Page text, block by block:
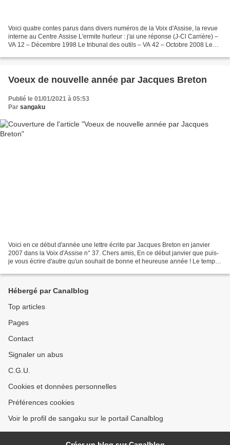
Voici quatre contes parus dans divers numéros de la Voix d'Assise, la revue
interne au Centre Assise L'ermite hurleur : j'ai une réponse (J-Cl Carrière) –
VA 12 – Décembre 1998 Le tribunal des outils – VA 42 – Octobre 2008 Le
Voeux de nouvelle année par Jacques Breton
Publié le 01/01/2021 à 05:53
Par sangaku
Voici en ce début d'année une lettre écrite par Jacques Breton en janvier
2007 dans la Voix d'Assise n° 37. Chers amis, En ce début janvier que puis-
je vous écrire d'autre qu'un souhait de bonne et heureuse année ! Le temps
Hébergé par Canalblog
Top articles
Pages
Contact
Signaler un abus
C.G.U.
Cookies et données personnelles
Préférences cookies
Voir le profil de sangaku sur le portail Canalblog